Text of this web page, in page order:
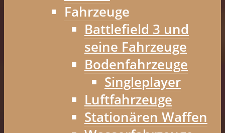
Fahrzeuge
Battlefield 3 und
seine Fahrzeuge
Bodenfahrzeuge
Singleplayer
Luftfahrzeuge
Stationären Waffen